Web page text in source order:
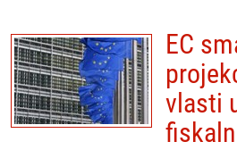
EC
vlasti